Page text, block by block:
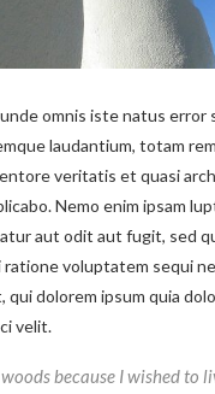
omnis iste natus error
laudantium, totam
veritatis et quasi
Nemo enim ipsam
aut odit aut fugit, sed
ratione voluptatem sequi
qui dolorem ipsum quia
velit.
because I wished to